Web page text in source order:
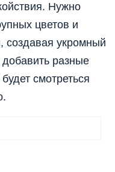
Нужно
цветов и
создавая укромный
разные
смотреться